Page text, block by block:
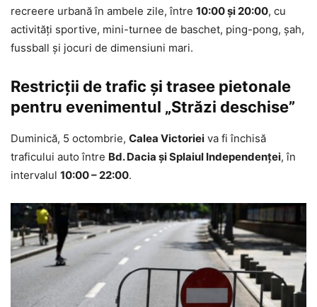
recreere urbană în ambele zile, între 10:00 și 20:00, cu
activități sportive, mini-turnee de baschet, ping-pong, șah,
fussball și jocuri de dimensiuni mari.
Restricții de trafic și trasee pietonale
pentru evenimentul „Străzi deschise”
Duminică, 5 octombrie, Calea Victoriei va fi închisă
traficului auto între Bd. Dacia și Splaiul Independenței, în
intervalul 10:00 – 22:00.